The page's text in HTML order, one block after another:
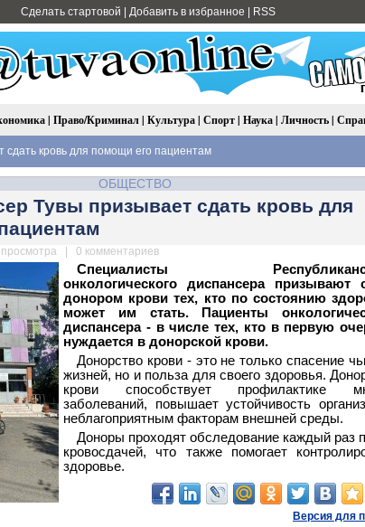
Сделать стартовой Добавить в избранное RSS
| Право/Криминал| Культура| Спорт| Наука| Личность|
сдать кровь для помощи его пациентам
ОБЩЕСТВО
Тувы призывает сдать кровь для
| 0 комментариев
Специалисты
онкологического диспансера призывают
донором крови тех, кто по состоянию
может им стать. Пациенты
диспансера - в числе тех, кто в первую
нуждается в донорской крови.
Донорство крови - это не только спасение
жизней, но и польза для своего здоровья.
крови способствует профилактике
заболеваний, повышает устойчивость
неблагоприятным факторам внешней среды.
Доноры проходят обследование каждый раз
кровосдачей, что также помогает
здоровье.
Версия для